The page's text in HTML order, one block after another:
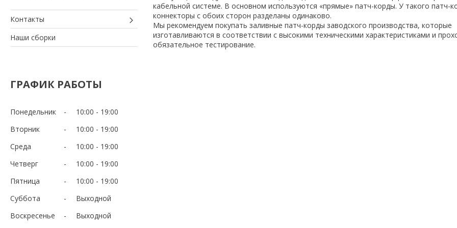
Контакты
Наши сборки
ГРАФИК РАБОТЫ
Понедельник 10:00
19:00
Вторник
10:00
19:00
Среда
10:00
19:00
Четверг
10:00
19:00
Пятница
10:00
19:00
Суббота
Выходной
Воскресенье
Выходной
кабельной системе. В основном используются «прямые» патч-корды. У такого патч-
коннекторы с обоих сторон разделаны одинаково.
Мы рекомендуем покупать заливные патч-корды заводского производства, которые
изготавливаются в соответствии с высокими техническими характеристиками и
обязательное тестирование.